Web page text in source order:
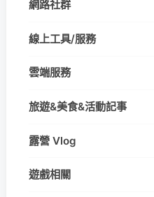
網路社群
線上工具/服務
雲端服務
旅遊&美食&活動記事
露營 Vlog
遊戲相關